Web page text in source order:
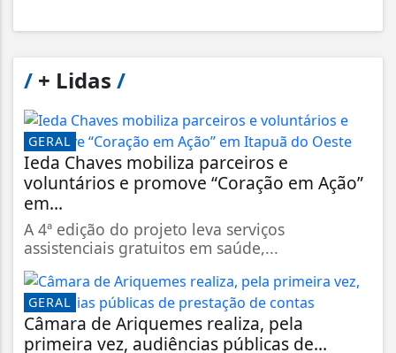
/ + Lidas /
GERAL
Ieda Chaves mobiliza parceiros e
voluntários e promove “Coração em Ação”
em...
A 4ª edição do projeto leva serviços
assistenciais gratuitos em saúde,...
GERAL
Câmara de Ariquemes realiza, pela
primeira vez, audiências públicas de...